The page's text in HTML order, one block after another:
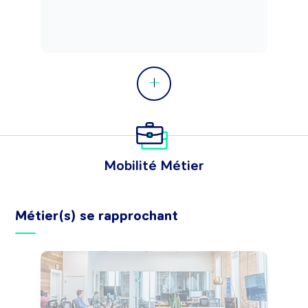
Mobilité Métier
Métier(s) se rapprochant